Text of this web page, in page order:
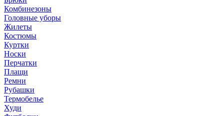
Комбинезоны
Головные уборы
Жилеты
Костюмы
Куртки
Носки
Перчатки
Плащи
Ремни
Рубашки
Термобелье
Худи